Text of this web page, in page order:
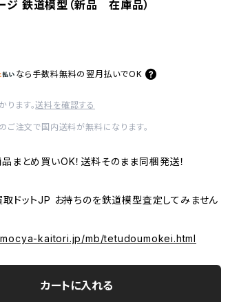
ジ 鉄道模型（新品 在庫品）
なら 手数料無料の 翌月払いでOK
ります。送料を確認する
注文で国内送料が無料になります。
まとめ買いOK！送料そのまま同梱発送！
ドットJP お持ちのを鉄道模型査定してみません
kaitori.jp/mb/tetudoumokei.html
カートに入れる